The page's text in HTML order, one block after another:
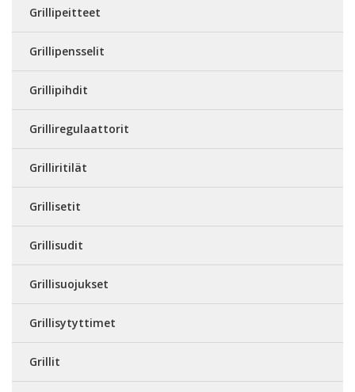
Grillipeitteet
Grillipensselit
Grillipihdit
Grilliregulaattorit
Grilliritilät
Grillisetit
Grillisudit
Grillisuojukset
Grillisytyttimet
Grillit